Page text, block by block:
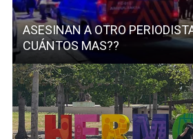
ASESINAN A OTRO
CUÁNTOS MAS??